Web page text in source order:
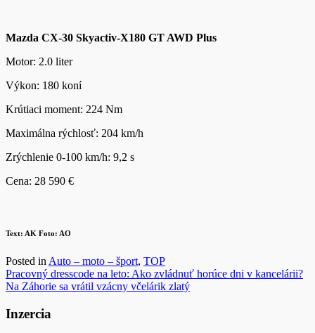
Mazda CX-30 Skyactiv-X180 GT AWD Plus
Motor: 2.0 liter
Výkon: 180 koní
Krútiaci moment: 224 Nm
Maximálna rýchlosť: 204 km/h
Zrýchlenie 0-100 km/h: 9,2 s
Cena: 28 590 €
Text: AK Foto: AO
Posted in Auto – moto – šport, TOP
Navigácia
v
článku
Pracovný dresscode na leto: Ako zvládnuť horúce dni v kancelárii?
Na Záhorie sa vrátil vzácny včelárik zlatý
Inzercia